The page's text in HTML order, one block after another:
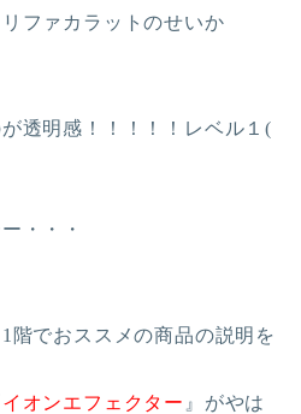
ファカラットのせいか
透明感！！！！！レベル１(
・・・
階でおススメの商品の説明を
イオンエフェクター 』がやは